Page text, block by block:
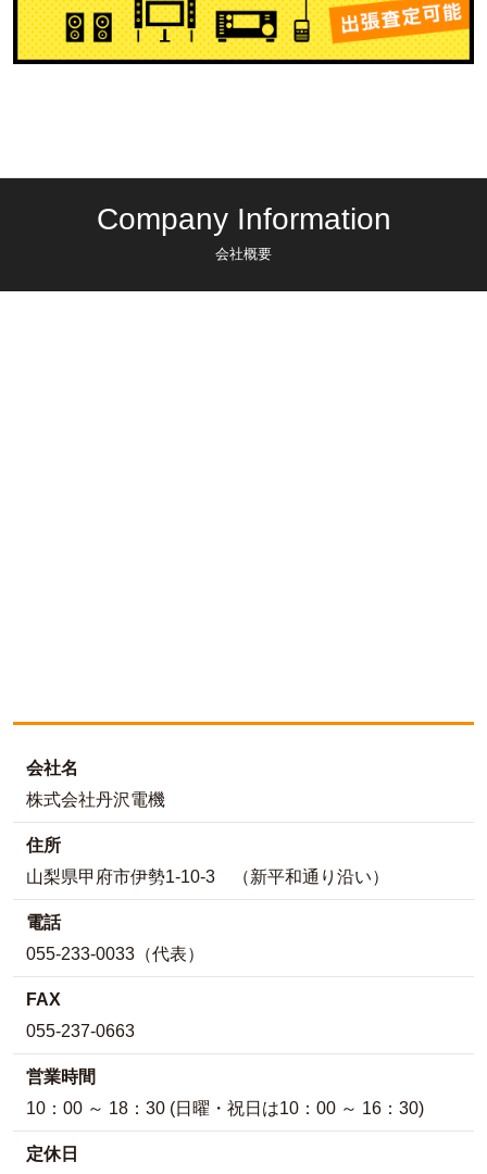
Company Information
会社概要
会社名
株式会社丹沢電機
住所
山梨県甲府市伊勢1-10-3 （新平和通り沿い）
電話
055-233-0033（代表）
FAX
055-237-0663
営業時間
10：00 ～ 18：30 (日曜・祝日は10：00 ～ 16：30)
定休日